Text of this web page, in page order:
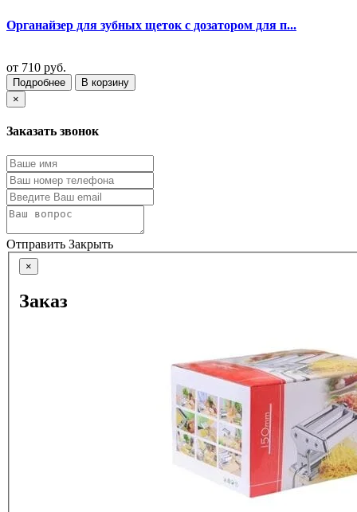
Органайзер для зубных щеток с дозатором для п...
от 710 руб.
Подробнее
В корзину
×
Заказать звонок
Отправить Закрыть
×
Заказ